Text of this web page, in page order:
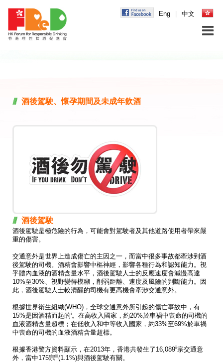
Eng 中文
酒後駕駛、懷孕期間及未成年飲酒
酒後駕駛
酒後駕駛是極危險的行為，可能會對駕駛者及其他道路使用者帶來嚴
重的傷害。
交通意外是世界上造成傷亡的主因之一，而當中很多事故都牽涉到酒
後駕駛的司機。酒精會影響中樞神經，影響各種行為和認知能力。視
乎體內血液的酒精含量水平，酒後駕駛人士的反應速度會減慢高達
10%至30%、視野變得模糊，削弱距離、速度及風險的判斷能力。因
此，酒後駕駛人士較清醒的司機有更高機會牽涉交通意外。
根據世界衛生組織(WHO)，全球交通意外所引起的傷亡事故中，有
15%是因酒精而起的i。在高收入國家，約20%於車禍中喪命的司機的
血液酒精含量超標；在低收入和中等收入國家，約33%至69%於車禍
中喪命的司機的血液酒精含量超標。
根據香港警方資料顯示，在2013年，香港共發生了16,089ii宗交通意
外，當中175宗iii(1.1%)與酒後駕駛有關。